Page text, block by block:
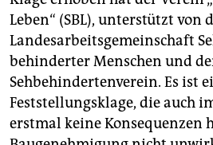
Leben“ (SBL), unterstützt von
Landesarbeitsgemeinschaft
behinderter Menschen und
Sehbehindertenverein. Es ist
Feststellungsklage, die auch
erstmal keine Konsequenzen